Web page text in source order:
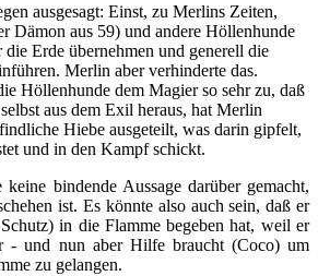
ausgesagt: Einst, zu Merlins Zeiten,
Dämon aus 59) und andere Höllenhunde
Erde übernehmen und generell die
Merlin aber verhinderte das.
Höllenhunde dem Magier so sehr zu, daß
aus dem Exil heraus, hat Merlin
Hiebe ausgeteilt, was darin gipfelt,
und in den Kampf schickt.
keine bindende Aussage darüber gemacht,
ist. Es könnte also auch sein, daß er
in die Flamme begeben hat, weil er
- und nun aber Hilfe braucht (Coco) um
zu gelangen.